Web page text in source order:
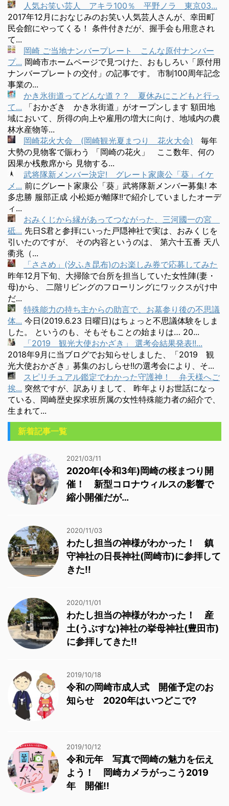
人気お笑い芸人 アキラ100％ 平野ノラ 東京03...
2017年12月におなじみのお笑い人気芸人さんが、幸田町
民会館にやってくる！ 条件付きだが、握手会も用意され
て...
岡崎 ご当地ナンバープレート こんな原付ナンバー
プ... 岡崎市ホームページで見つけた、おもしろい「原付用
ナンバープレートの交付」の記事です。 市制100周年記念
事業の...
かき氷街道ってどんな道？？ 夏休みにこどもと行っ
て...
「おかざき かき氷街道」がオープンします 額田地
域において、所得の向上や雇用の増大に向け、地域内の農
林水産物等...
岡崎花火大会 (岡崎観光夏まつり 花火大会)
毎年
大勢の見物客で賑わう 「岡崎の花火」 ここ数年、何の
因果か桟敷席から 見物する...
武将隊新メンバー決定! グレート家康公「葵」イケ
メ... 前にグレート家康公「葵」武将隊新メンバー募集! 本
多忠勝 服部正成 小松姫が離隊!!で紹介していましたオーデ
ィ...
おみくじから縁があってつながった、三河國一の宮
砥... 先日S君と参拝にいった戸隠神社で実は、おみくじを
引いたのですが、 その内容というのは、 第六十五番 天八
衢兆（...
「ささめ」(汐ふき昆布)のお楽しみ券で応募してみた
昨年12月下旬、大掃除で台所を担当していた女性陣(妻・
母)から、 二階リビングのフローリングにワックスがけ中
だ...
特殊能力の持ち主からの助言で、お墓参り後の不思議
体... 今日(2019.6.23 日曜日)はちょっと不思議体験をしま
した。 というのも、そもそもことの始まりは… 20...
「2019 観光大使おかざき」 選考会結果発表!!...
2018年9月に当ブログでお知らせしました、「2019 観
光大使おかざき」募集のおしらせ!!の選考会により、そ...
スピリチュアル鑑定でわかった守護神！ 弁天様へご
挨... 突然ですが、訳ありまして、 昨年よりお世話になっ
ている、岡崎歴史探求班所属の女性特殊能力者の紹介で、
生まれて...
新着記事一覧
2021/03/11
2020年(令和3年)岡崎の桜まつり開
催！ 新型コロナウィルスの影響で
縮小開催だが…
2020/11/03
わたし担当の神様がわかった！ 鎮
守神社の日長神社(岡崎市)に参拝して
きた!!
2020/11/01
わたし担当の神様がわかった！ 産
土(うぶすな)神社の挙母神社(豊田市)
に参拝してきた!!
2019/10/18
令和の岡崎市成人式 開催予定のお
知らせ 2020年はいつどこで?
2019/10/12
令和元年 写真で岡崎の魅力を伝え
よう！ 岡崎カメラがっこう2019
年 開催!!